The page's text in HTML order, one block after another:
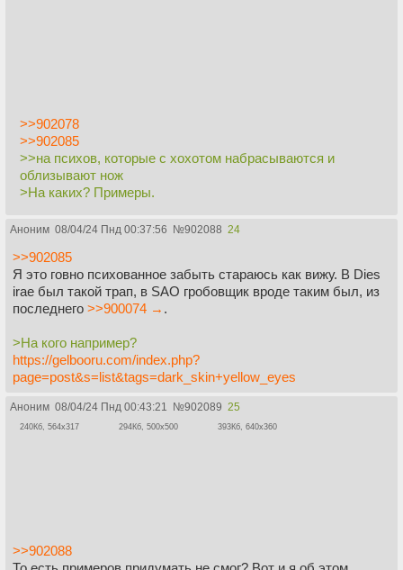
>>902078
>>902085
>>на психов, которые с хохотом набрасываются и
облизывают нож
>На каких? Примеры.
Аноним 08/04/24 Пнд 00:37:56 №902088 24
>>902085
Я это говно психованное забыть стараюсь как вижу. В Dies
irae был такой трап, в SAO гробовщик вроде таким был, из
последнего >>900074 → .
>На кого например?
https://gelbooru.com/index.php?
page=post&s=list&tags=dark_skin+yellow_eyes
Аноним 08/04/24 Пнд 00:43:21 №902089 25
240Кб, 564x317 294Кб, 500x500 393Кб, 640x360
>>902088